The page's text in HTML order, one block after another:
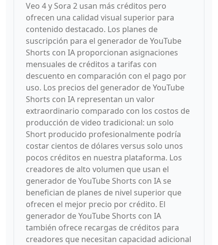
Veo 4 y Sora 2 usan más créditos pero
ofrecen una calidad visual superior para
contenido destacado. Los planes de
suscripción para el generador de YouTube
Shorts con IA proporcionan asignaciones
mensuales de créditos a tarifas con
descuento en comparación con el pago por
uso. Los precios del generador de YouTube
Shorts con IA representan un valor
extraordinario comparado con los costos de
producción de video tradicional: un solo
Short producido profesionalmente podría
costar cientos de dólares versus solo unos
pocos créditos en nuestra plataforma. Los
creadores de alto volumen que usan el
generador de YouTube Shorts con IA se
benefician de planes de nivel superior que
ofrecen el mejor precio por crédito. El
generador de YouTube Shorts con IA
también ofrece recargas de créditos para
creadores que necesitan capacidad adicional